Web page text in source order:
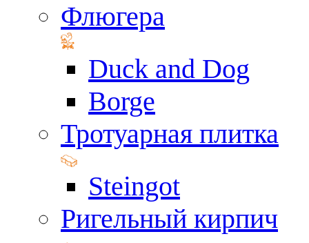
Флюгера
Duck and Dog
Borge
Тротуарная плитка
Steingot
Ригельный кирпич